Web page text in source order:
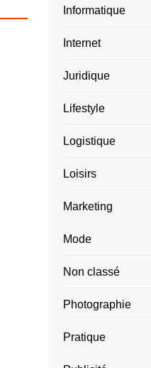
Informatique
Internet
Juridique
Lifestyle
Logistique
Loisirs
Marketing
Mode
Non classé
Photographie
Pratique